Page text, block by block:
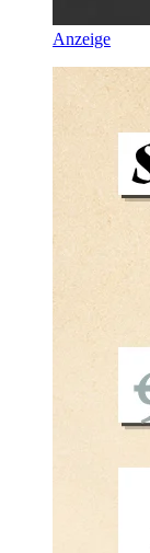
Anzeige